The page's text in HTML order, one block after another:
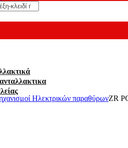
Ηλεκτρικών παραθύρωνZR